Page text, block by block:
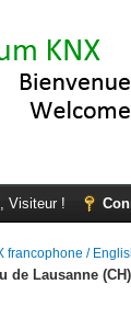
Visiteur !
francophone /
de Lausanne (CH)